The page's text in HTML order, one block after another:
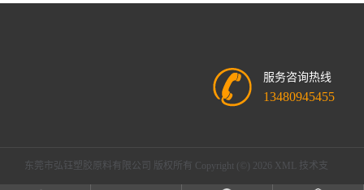
服务咨询热线
13480945455
东莞市弘钰塑胶原料有限公司 版权所有 Copyright (©) 2026 XML 技术支